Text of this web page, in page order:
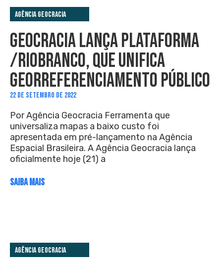
Agência Geocracia
GEOCRACIA LANÇA PLATAFORMA
/RIOBRANCO, QUE UNIFICA
GEORREFERENCIAMENTO PÚBLICO
22 DE SETEMBRO DE 2022
Por Agência Geocracia Ferramenta que
universaliza mapas a baixo custo foi
apresentada em pré-lançamento na Agência
Espacial Brasileira. A Agência Geocracia lança
oficialmente hoje (21) a
SAIBA MAIS
Agência Geocracia